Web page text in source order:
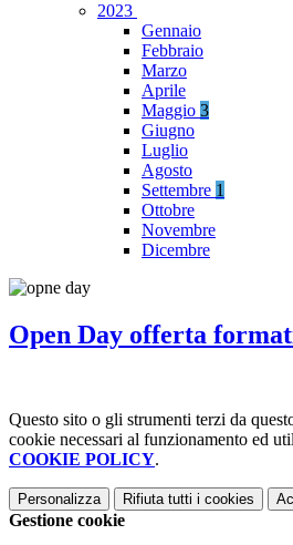
2023
Gennaio
Febbraio
Marzo
Aprile
Maggio 3
Giugno
Luglio
Agosto
Settembre 1
Ottobre
Novembre
Dicembre
Open Day offerta
Questo sito o gli strumenti terzi da
cookie necessari al funzionamento ed
COOKIE POLICY.
Personalizza Rifiuta tutti i cookies
Gestione cookie